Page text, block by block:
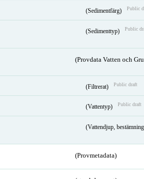
(Sedimentfärg) Public
(Sedimenttyp) Public
(Provdata Vatten och
(Filtrerat) Public draft
(Vattentyp) Public draft
(Vattendjup,
(Provmetadata)